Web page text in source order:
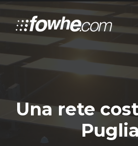
Una rete
Puglia